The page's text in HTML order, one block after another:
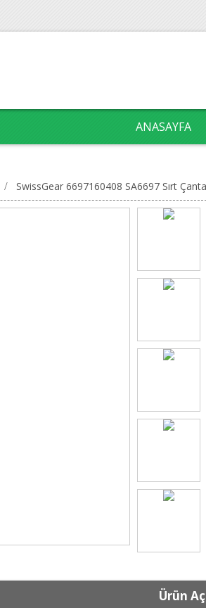
ANASAYFA
/ SwissGear 6697160408 SA6697 Sırt
Ürün